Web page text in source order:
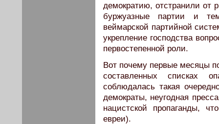
демократию, отстранили от
буржуазные партии и
веймарской партийной
укрепление господства
первостепенной роли.
Вот почему первые месяцы
составленных списках
соблюдалась такая
демократы, неугодная
нацистской пропаганды,
евреи).